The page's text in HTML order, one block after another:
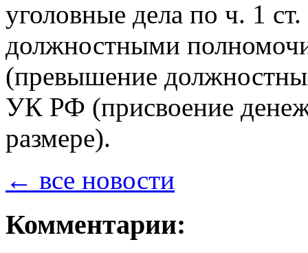
уголовные дела по ч. 1
должностными
(превышение
УК РФ (присвоение
размере).
← все новости
Комментарии: